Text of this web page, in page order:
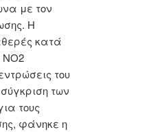
με τον
Η
κατά
του
των
τους
φάνηκε η